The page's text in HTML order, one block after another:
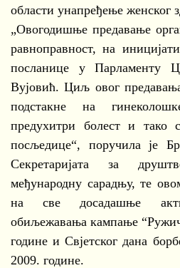
области унапређење женског
„Овогодишње предавање
равноправност, на
посланице у Парламенту
Вујовић. Циљ овог
подстакне на
предухитри болест и тако
посљедице“, поручила је
Секретаријата за
међународну сарадњу, те
на све досадашње
обиљежавања кампање
године и Свјетског дана
2009. године.